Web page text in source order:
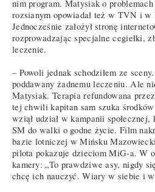
nim program. Matysiak o
rozsianym opowiadał też w TVN i w
Jednocześnie założył stronę
rozprowadzając specjalne cegiełki,
leczenie.
– Powoli jednak schodziłem ze
poddawany żadnemu leczeniu. Ale
Matysiak. Terapia refundowana
tej chwili kapitan sam szuka
wziął udział w kampanii
SM do walki o godne życie. Film
bazie lotniczej w Mińsku
pilota pokazuje dzieciom MiG-a. W
kamery: „To prawdziwe asy, nigdy
chcę ich nauczyć. Wiary w siebie i